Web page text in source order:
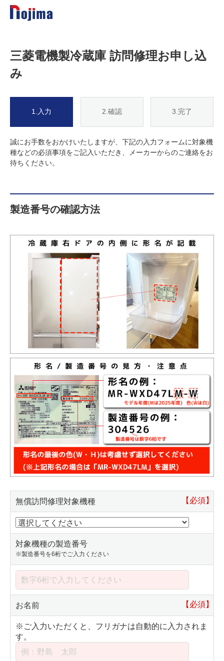
三菱電機製冷蔵庫 訪問修理お申し込
み
1.入力 2.確認 3.完了
誠にお手数をおかけいたしますが、下記の入力フォームに対象機
種などの必須事項をご記入いただき、メーカーからのご連絡をお
待ちください。
製造番号の確認方法
無償訪問修理対象機種 【必須】
対象機種の製造番号
※製造番号を6桁でご入力ください
お名前 【必須】
※ご入力いただくと、フリガナは自動的に入力されま
す。